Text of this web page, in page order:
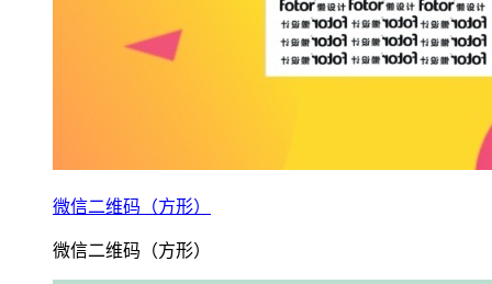
微信二维码（方形）
微信二维码（方形）